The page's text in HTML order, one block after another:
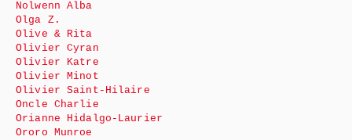
Nolwenn Alba
Olga Z.
Olive & Rita
Olivier Cyran
Olivier Katre
Olivier Minot
Olivier Saint-Hilaire
Oncle Charlie
Orianne Hidalgo-Laurier
Ororo Munroe